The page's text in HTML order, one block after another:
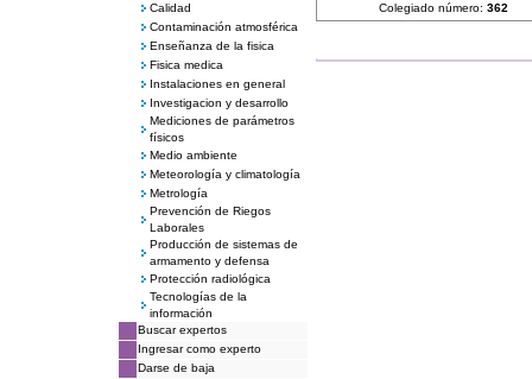
Calidad
Contaminación atmosférica
Enseñanza de la fisica
Fisica medica
Instalaciones en general
Investigacion y desarrollo
Mediciones de parámetros
físicos
Medio ambiente
Meteorología y climatología
Metrología
Prevención de Riegos
Laborales
Producción de sistemas de
armamento y defensa
Protección radiológica
Tecnologías de la
información
Buscar expertos
Ingresar como experto
Darse de baja
Colegiado número: 362